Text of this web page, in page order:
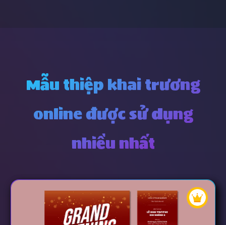
Mẫu thiệp khai trương
online được sử dụng
nhiều nhất